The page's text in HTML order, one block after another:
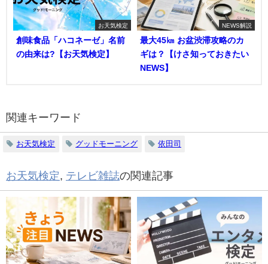
お天気検定
創味食品「ハコネーゼ」名前
の由来は?【お天気検定】
NEWS解説
最大45㎞ お盆渋滞攻略のカ
ギは？【けさ知っておきたい
NEWS】
関連キーワード
お天気検定 グッドモーニング 依田司
お天気検定 テレビ雑誌の関連記事